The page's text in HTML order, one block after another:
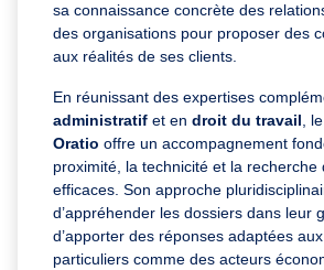
sa connaissance concrète des
des organisations pour proposer des
aux réalités de ses clients.
En réunissant des expertises
administratif et en droit du travail ,
Oratio offre un accompagnement
proximité, la technicité et la recherche
efficaces. Son approche
d’appréhender les dossiers dans leur
d’apporter des réponses adaptées
particuliers comme des acteurs